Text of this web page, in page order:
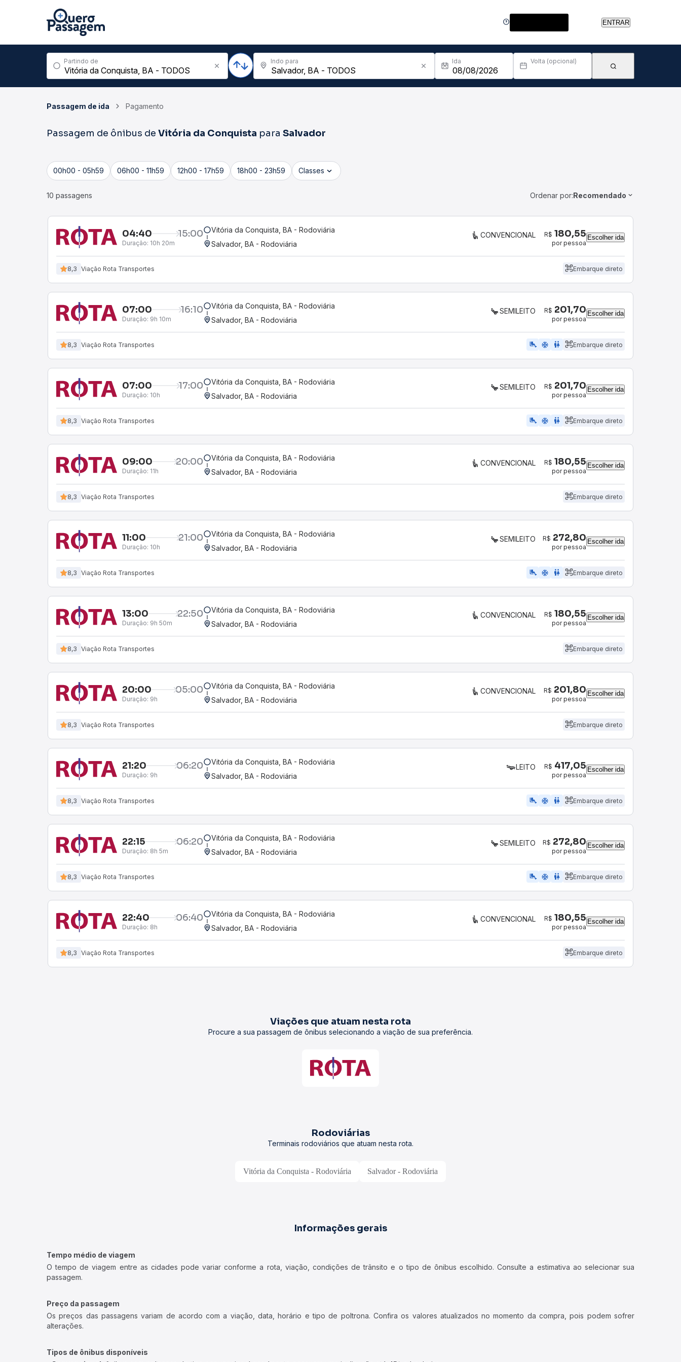
ENTRAR
Partindo de Indo para Ida Volta (opcional)
Passagem de ida Pagamento
Passagem de ônibus de Vitória da Conquista para Salvador
00h00 - 05h59 06h00 - 11h59 12h00 - 17h59 18h00 - 23h59 Classes
10 passagens Ordenar por:Recomendado
04:40 15:00
Duração: 10h 20m
Vitória da Conquista, BA - Rodoviária
Salvador, BA - Rodoviária
CONVENCIONAL R$ 180,55
por pessoa
Escolher ida
8,3 Viação Rota Transportes Embarque direto
07:00 16:10
Duração: 9h 10m
Vitória da Conquista, BA - Rodoviária
Salvador, BA - Rodoviária
SEMILEITO R$ 201,70
por pessoa
Escolher ida
8,3 Viação Rota Transportes airline_seat_legroom_extra ac_unit WC Embarque direto
07:00 17:00
Duração: 10h
Vitória da Conquista, BA - Rodoviária
Salvador, BA - Rodoviária
SEMILEITO R$ 201,70
por pessoa
Escolher ida
8,3 Viação Rota Transportes airline_seat_legroom_extra ac_unit WC Embarque direto
09:00 20:00
Duração: 11h
Vitória da Conquista, BA - Rodoviária
Salvador, BA - Rodoviária
CONVENCIONAL R$ 180,55
por pessoa
Escolher ida
8,3 Viação Rota Transportes Embarque direto
11:00 21:00
Duração: 10h
Vitória da Conquista, BA - Rodoviária
Salvador, BA - Rodoviária
SEMILEITO R$ 272,80
por pessoa
Escolher ida
8,3 Viação Rota Transportes airline_seat_legroom_extra ac_unit WC Embarque direto
13:00 22:50
Duração: 9h 50m
Vitória da Conquista, BA - Rodoviária
Salvador, BA - Rodoviária
CONVENCIONAL R$ 180,55
por pessoa
Escolher ida
8,3 Viação Rota Transportes Embarque direto
20:00 05:00
Duração: 9h
Vitória da Conquista, BA - Rodoviária
Salvador, BA - Rodoviária
CONVENCIONAL R$ 201,80
por pessoa
Escolher ida
8,3 Viação Rota Transportes Embarque direto
21:20 06:20
Duração: 9h
Vitória da Conquista, BA - Rodoviária
Salvador, BA - Rodoviária
LEITO R$ 417,05
por pessoa
Escolher ida
8,3 Viação Rota Transportes airline_seat_legroom_extra ac_unit wc Embarque direto
22:15 06:20
Duração: 8h 5m
Vitória da Conquista, BA - Rodoviária
Salvador, BA - Rodoviária
SEMILEITO R$ 272,80
por pessoa
Escolher ida
8,3 Viação Rota Transportes airline_seat_legroom_extra ac_unit WC Embarque direto
22:40 06:40
Duração: 8h
Vitória da Conquista, BA - Rodoviária
Salvador, BA - Rodoviária
CONVENCIONAL R$ 180,55
por pessoa
Escolher ida
8,3 Viação Rota Transportes Embarque direto
Viações que atuam nesta rota
Procure a sua passagem de ônibus selecionando a viação de sua preferência.
Rodoviárias
Terminais rodoviários que atuam nesta rota.
Vitória da Conquista - Rodoviária Salvador - Rodoviária
Informações gerais
Tempo médio de viagem
O tempo de viagem entre as cidades pode variar conforme a rota, viação, condições de trânsito e o tipo de ônibus escolhido. Consulte a estimativa ao selecionar sua
passagem.
Preço da passagem
Os preços das passagens variam de acordo com a viação, data, horário e tipo de poltrona. Confira os valores atualizados no momento da compra, pois podem sofrer
alterações.
Tipos de ônibus disponíveis